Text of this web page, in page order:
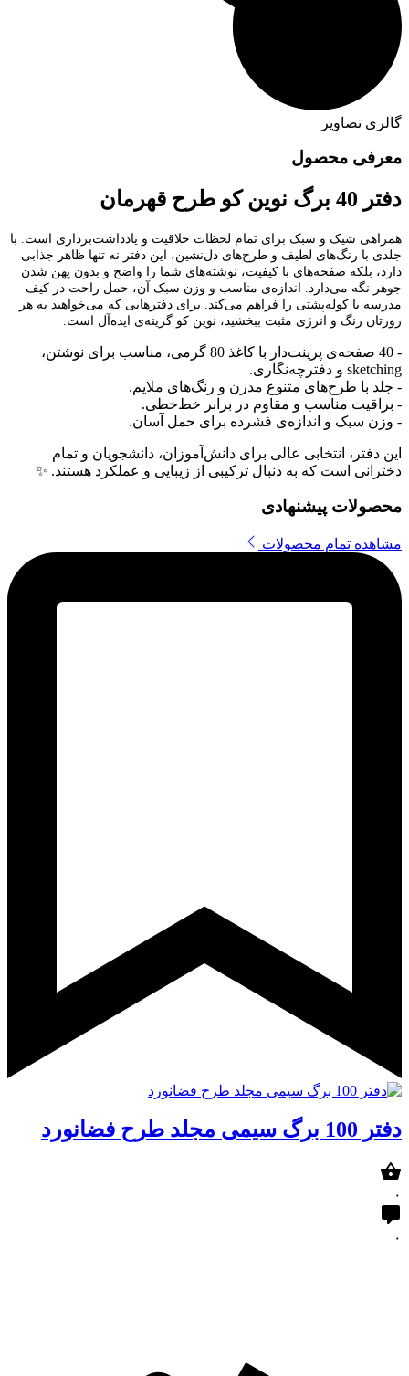
گالری تصاویر
معرفی محصول
دفتر 40 برگ نوین کو طرح قهرمان
همراهی شیک و سبک برای تمام لحظات خلاقیت و یادداشت‌برداری است. با
جلدی با رنگ‌های لطیف و طرح‌های دل‌نشین، این دفتر نه تنها ظاهر جذابی
دارد، بلکه صفحه‌های با کیفیت، نوشته‌های شما را واضح و بدون پهن شدن
جوهر نگه می‌دارد. اندازه‌ی مناسب و وزن سبک آن، حمل راحت در کیف
مدرسه یا کوله‌پشتی را فراهم می‌کند. برای دفترهایی که می‌خواهید به هر
روزتان رنگ و انرژی مثبت ببخشید، نوین کو گزینه‌ی ایده‌آل است.
- 40 صفحه‌ی پرینت‌دار با کاغذ 80 گرمی، مناسب برای نوشتن،
sketching و دفترچه‌نگاری.
- جلد با طرح‌های متنوع مدرن و رنگ‌های ملایم.
- براقیت مناسب و مقاوم در برابر خط‌خطی.
- وزن سبک و اندازه‌ی فشرده برای حمل آسان.
این دفتر، انتخابی عالی برای دانش‌آموزان، دانشجویان و تمام
دخترانی است که به دنبال ترکیبی از زیبایی و عملکرد هستند. ✨
محصولات پیشنهادی
مشاهده تمام محصولات
دفتر 100 برگ سیمی مجلد طرح فضانورد
۰
۰